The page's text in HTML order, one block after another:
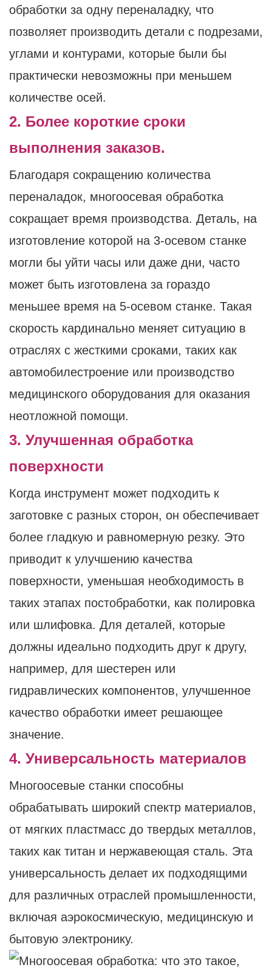
обработки за одну переналадку, что
позволяет производить детали с подрезами,
углами и контурами, которые были бы
практически невозможны при меньшем
количестве осей.
2. Более короткие сроки
выполнения заказов.
Благодаря сокращению количества
переналадок, многоосевая обработка
сокращает время производства. Деталь, на
изготовление которой на 3-осевом станке
могли бы уйти часы или даже дни, часто
может быть изготовлена ​​за гораздо
меньшее время на 5-осевом станке. Такая
скорость кардинально меняет ситуацию в
отраслях с жесткими сроками, таких как
автомобилестроение или производство
медицинского оборудования для оказания
неотложной помощи.
3. Улучшенная обработка
поверхности
Когда инструмент может подходить к
заготовке с разных сторон, он обеспечивает
более гладкую и равномерную резку. Это
приводит к улучшению качества
поверхности, уменьшая необходимость в
таких этапах постобработки, как полировка
или шлифовка. Для деталей, которые
должны идеально подходить друг к другу,
например, для шестерен или
гидравлических компонентов, улучшенное
качество обработки имеет решающее
значение.
4. Универсальность материалов
Многоосевые станки способны
обрабатывать широкий спектр материалов,
от мягких пластмасс до твердых металлов,
таких как титан и нержавеющая сталь. Эта
универсальность делает их подходящими
для различных отраслей промышленности,
включая аэрокосмическую, медицинскую и
бытовую электронику.